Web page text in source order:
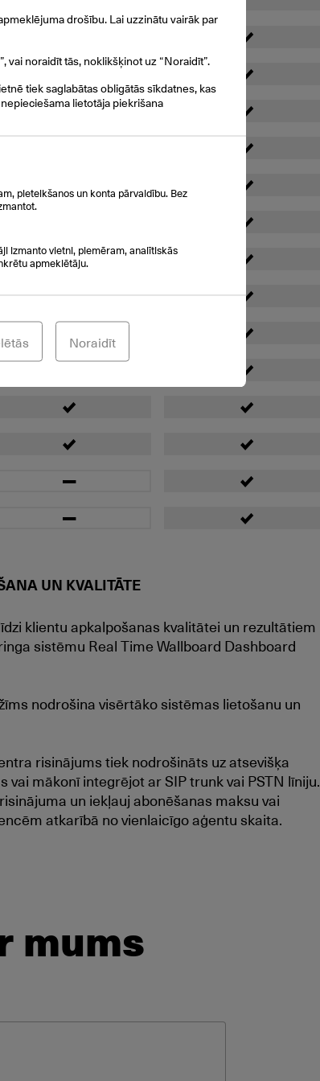
UN KVALITĀTE
klientu apkalpošanas kvalitātei un rezultātiem
sistēmu Real Time Wallboard Dashboard
nodrošina visērtāko sistēmas lietošanu un
risinājums tiek nodrošināts uz atsevišķa
vai mākonī integrējot ar SIP trunk vai PSTN līniju.
un iekļauj abonēšanas maksu vai
atkarībā no vienlaicīgo aģentu skaita.
mums
drošību. Lai uzzinātu vairāk par
vai noraidīt tās, noklikšķinot uz “Noraidīt”.
tiek saglabātas obligātās sīkdatnes, kas
lietotāja piekrišana
pieteikšanos un konta pārvaldību. Bez
izmanto vietni, piemēram, analītiskās
apmeklētāju.
Noraidīt